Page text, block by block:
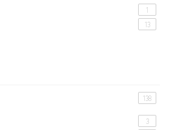
1
13
138
3